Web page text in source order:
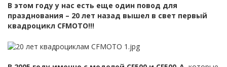
В этом году у нас есть еще один повод для
празднования – 20 лет назад вышел в свет первый
квадроцикл CFMOTO!!!